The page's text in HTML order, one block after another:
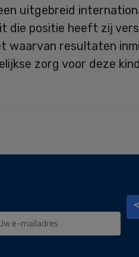
uitgebreid
die positie heeft zij
waarvan resultaten
zorg voor deze